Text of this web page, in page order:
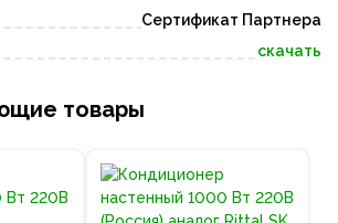
Сертификат Партнера
скачать
товары